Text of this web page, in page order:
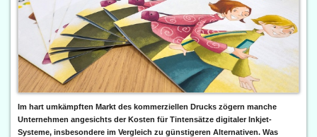
Im hart umkämpften Markt des kommerziellen Drucks zögern manche
Unternehmen angesichts der Kosten für Tintensätze digitaler Inkjet-
Systeme, insbesondere im Vergleich zu günstigeren Alternativen. Was